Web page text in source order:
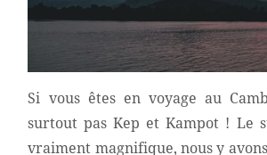
Si vous êtes en voyage au
surtout pas Kep et Kampot ! Le
vraiment magnifique, nous y